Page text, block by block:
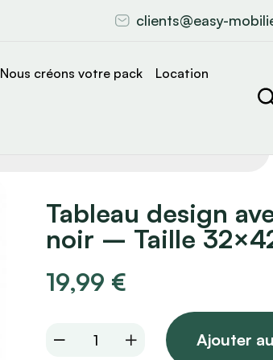
clients@easy-
Nous créons votre pack Location
Tableau design
noir – Taille
19,99 €
Tableau
Ajouter